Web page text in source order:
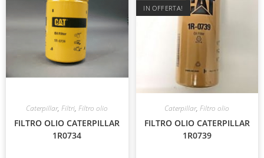
Caterpillar,Filtri,Filtro olio
FILTRO OLIO CATERPILLAR
1R0734
IN OFFERTA!
Caterpillar,Filtro olio
FILTRO OLIO CATERPILLAR
1R0739